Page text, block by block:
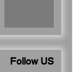
Follow US